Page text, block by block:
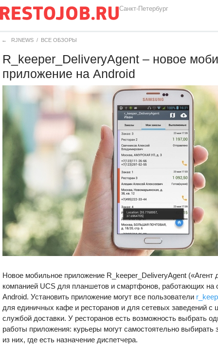
Санкт-Петербург
← RJNEWS / ВСЕ ОБЗОРЫ
R_keeper_DeliveryAgent – новое
приложение на Android
Новое мобильное приложение R_keeper_DeliveryAgent («Агент
компанией UCS для планшетов и смартфонов, работающих на
Android. Установить приложение могут все пользователи
для единичных кафе и ресторанов и для сетевых заведений с
службой доставки. У ресторанов есть возможность выбрать
работы приложения: курьеры могут самостоятельно выбирать
из них, где есть назначение диспетчера.